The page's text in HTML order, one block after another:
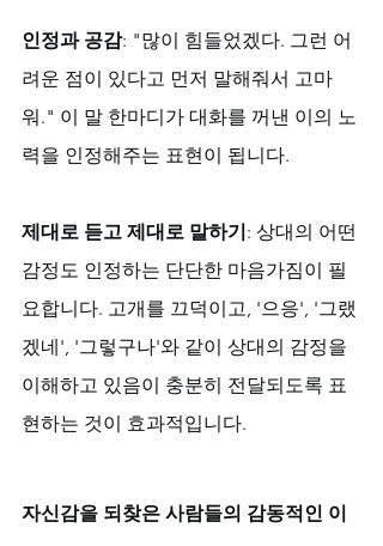
인정과 공감: "많이 힘들었겠다. 그런 어
려운 점이 있다고 먼저 말해줘서 고마
워." 이 말 한마디가 대화를 꺼낸 이의 노
력을 인정해주는 표현이 됩니다.
제대로 듣고 제대로 말하기: 상대의 어떤
감정도 인정하는 단단한 마음가짐이 필
요합니다. 고개를 끄덕이고, '으응', '그랬
겠네', '그렇구나'와 같이 상대의 감정을
이해하고 있음이 충분히 전달되도록 표
현하는 것이 효과적입니다.
자신감을 되찾은 사람들의 감동적인 이